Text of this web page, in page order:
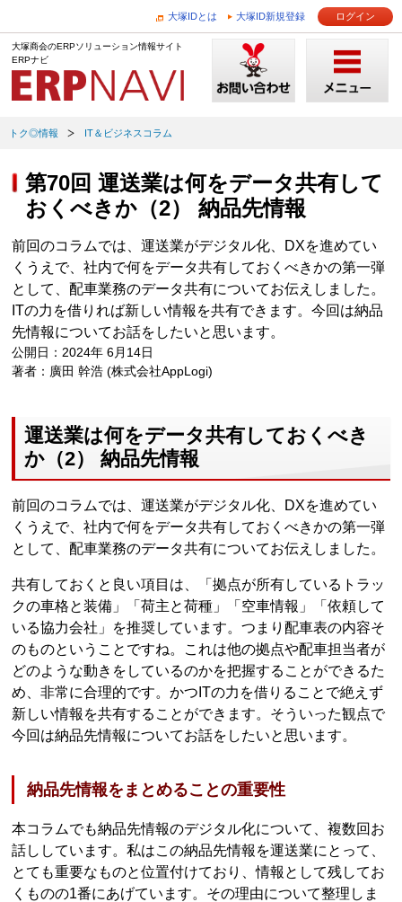
大塚IDとは 大塚ID新規登録 ログイン
大塚商会のERPソリューション情報サイト
ERPナビ
トク◎情報 IT＆ビジネスコラム
第70回 運送業は何をデータ共有して
おくべきか（2） 納品先情報
前回のコラムでは、運送業がデジタル化、DXを進めてい
くうえで、社内で何をデータ共有しておくべきかの第一弾
として、配車業務のデータ共有についてお伝えしました。
ITの力を借りれば新しい情報を共有できます。今回は納品
先情報についてお話をしたいと思います。
公開日：2024年 6月14日
著者：廣田 幹浩 (株式会社AppLogi)
運送業は何をデータ共有しておくべき
か（2） 納品先情報
前回のコラムでは、運送業がデジタル化、DXを進めてい
くうえで、社内で何をデータ共有しておくべきかの第一弾
として、配車業務のデータ共有についてお伝えしました。
共有しておくと良い項目は、「拠点が所有しているトラッ
クの車格と装備」「荷主と荷種」「空車情報」「依頼して
いる協力会社」を推奨しています。つまり配車表の内容そ
のものということですね。これは他の拠点や配車担当者が
どのような動きをしているのかを把握することができるた
め、非常に合理的です。かつITの力を借りることで絶えず
新しい情報を共有することができます。そういった観点で
今回は納品先情報についてお話をしたいと思います。
納品先情報をまとめることの重要性
本コラムでも納品先情報のデジタル化について、複数回お
話ししています。私はこの納品先情報を運送業にとって、
とても重要なものと位置付けており、情報として残してお
くものの1番にあげています。その理由について整理しま